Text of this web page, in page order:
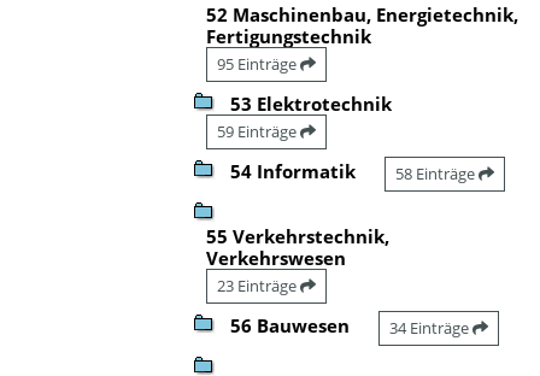
52 Maschinenbau, Energietechnik,
Fertigungstechnik
95 Einträge
53 Elektrotechnik
59 Einträge
54 Informatik 58 Einträge
55 Verkehrstechnik,
Verkehrswesen
23 Einträge
56 Bauwesen 34 Einträge